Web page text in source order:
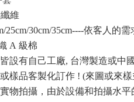
維
25cm/30cm/35cm----依客人的需
A 級棉
設有自己工廠, 台灣製造或中
樣品客製化訂作 ! (來圖或來
物拍攝，由於設備和拍攝水平